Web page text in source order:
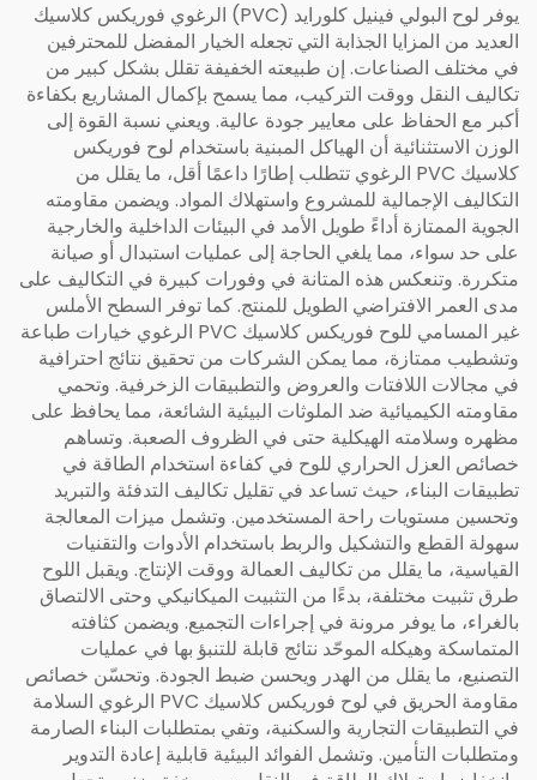
يوفر لوح البولي فينيل كلورايد (PVC) الرغوي فوريكس كلاسيك
العديد من المزايا الجذابة التي تجعله الخيار المفضل للمحترفين
في مختلف الصناعات. إن طبيعته الخفيفة تقلل بشكل كبير من
تكاليف النقل ووقت التركيب، مما يسمح بإكمال المشاريع بكفاءة
أكبر مع الحفاظ على معايير جودة عالية. ويعني نسبة القوة إلى
الوزن الاستثنائية أن الهياكل المبنية باستخدام لوح فوريكس
كلاسيك PVC الرغوي تتطلب إطارًا داعمًا أقل، ما يقلل من
التكاليف الإجمالية للمشروع واستهلاك المواد. ويضمن مقاومته
الجوية الممتازة أداءً طويل الأمد في البيئات الداخلية والخارجية
على حد سواء، مما يلغي الحاجة إلى عمليات استبدال أو صيانة
متكررة. وتنعكس هذه المتانة في وفورات كبيرة في التكاليف على
مدى العمر الافتراضي الطويل للمنتج. كما توفر السطح الأملس
غير المسامي للوح فوريكس كلاسيك PVC الرغوي خيارات طباعة
وتشطيب ممتازة، مما يمكن الشركات من تحقيق نتائج احترافية
في مجالات اللافتات والعروض والتطبيقات الزخرفية. وتحمي
مقاومته الكيميائية ضد الملوثات البيئية الشائعة، مما يحافظ على
مظهره وسلامته الهيكلية حتى في الظروف الصعبة. وتساهم
خصائص العزل الحراري للوح في كفاءة استخدام الطاقة في
تطبيقات البناء، حيث تساعد في تقليل تكاليف التدفئة والتبريد
وتحسين مستويات راحة المستخدمين. وتشمل ميزات المعالجة
سهولة القطع والتشكيل والربط باستخدام الأدوات والتقنيات
القياسية، ما يقلل من تكاليف العمالة ووقت الإنتاج. ويقبل اللوح
طرق تثبيت مختلفة، بدءًا من التثبيت الميكانيكي وحتى الالتصاق
بالغراء، ما يوفر مرونة في إجراءات التجميع. ويضمن كثافته
المتماسكة وهيكله الموحّد نتائج قابلة للتنبؤ بها في عمليات
التصنيع، ما يقلل من الهدر ويحسن ضبط الجودة. وتحسّن خصائص
مقاومة الحريق في لوح فوريكس كلاسيك PVC الرغوي السلامة
في التطبيقات التجارية والسكنية، وتفي بمتطلبات البناء الصارمة
ومتطلبات التأمين. وتشمل الفوائد البيئية قابلية إعادة التدوير